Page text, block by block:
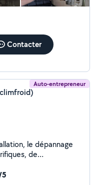
Contacter
Auto-entrepreneur
le dépannage
de
sur Lyon et la